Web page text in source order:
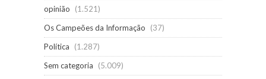
opinião
(1.521)
Os Campeões da Informação
(37)
Política
(1.287)
Sem categoria
(5.009)